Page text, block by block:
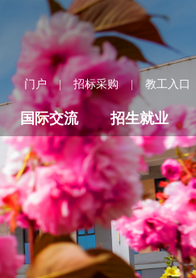
门户 | 招标采购 | 教工入口
国际交流 招生就业